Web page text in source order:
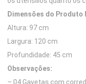
Dimensões do Produto
Altura: 97 cm
Largura: 120 cm
Profundidade: 45 cm
Observações:
– 04 Gavetas com